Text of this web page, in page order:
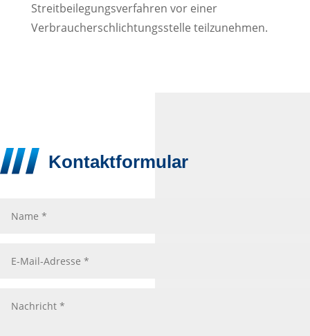
Streitbeilegungsverfahren vor einer
Verbraucherschlichtungsstelle teilzunehmen.
Kontaktformular